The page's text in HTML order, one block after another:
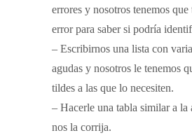
errores y nosotros tenemos que
error para saber si podría
– Escribirnos una lista con
agudas y nosotros le tenemos
tildes a las que lo necesiten.
– Hacerle una tabla similar a la
nos la corrija.